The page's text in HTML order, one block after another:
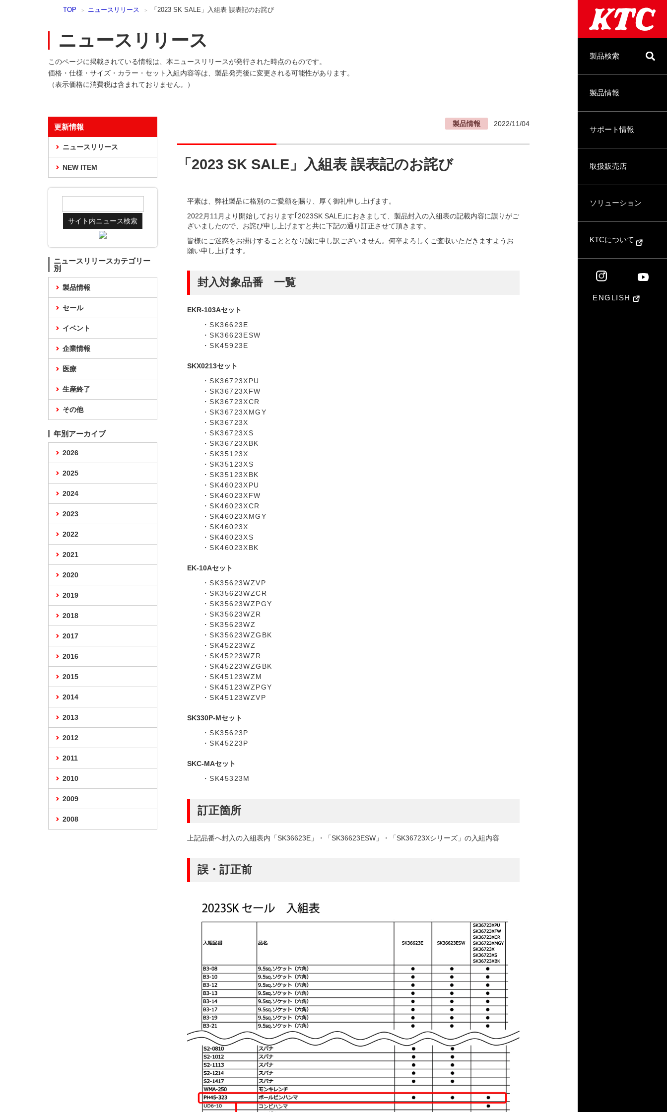
製品検索
製品情報
サポート情報
取扱販売店
ソリューション
KTCについて
ENGLISH
TOP ニュースリリース 「2023 SK SALE」入組表 誤表記のお詫び
ニュースリリース
このページに掲載されている情報は、本ニュースリリースが発行された時点のものです。
価格・仕様・サイズ・カラー・セット入組内容等は、製品発売後に変更される可能性があります。
（表示価格に消費税は含まれておりません。）
製品情報 2022/11/04
「2023 SK SALE」入組表 誤表記のお詫び
平素は、弊社製品に格別のご愛顧を賜り、厚く御礼申し上げます。
2022月11月より開始しております｢2023SK SALE｣におきまして、製品封入の入組表の記載内容に誤りがご
ざいましたので、お詫び申し上げますと共に下記の通り訂正させて頂きます。
皆様にご迷惑をお掛けすることとなり誠に申し訳ございません。何卒よろしくご査収いただきますようお
願い申し上げます。
封入対象品番 一覧
EKR-103Aセット
・SK36623E
・SK36623ESW
・SK45923E
SKX0213セット
・SK36723XPU
・SK36723XFW
・SK36723XCR
・SK36723XMGY
・SK36723X
・SK36723XS
・SK36723XBK
・SK35123X
・SK35123XS
・SK35123XBK
・SK46023XPU
・SK46023XFW
・SK46023XCR
・SK46023XMGY
・SK46023X
・SK46023XS
・SK46023XBK
EK-10Aセット
・SK35623WZVP
・SK35623WZCR
・SK35623WZPGY
・SK35623WZR
・SK35623WZ
・SK35623WZGBK
・SK45223WZ
・SK45223WZR
・SK45223WZGBK
・SK45123WZM
・SK45123WZPGY
・SK45123WZVP
SK330P-Mセット
・SK35623P
・SK45223P
SKC-MAセット
・SK45323M
訂正箇所
上記品番へ封入の入組表内「SK36623E」・「SK36623ESW」・「SK36723Xシリーズ」の入組内容
誤・訂正前
更新情報
ニュースリリース
NEW ITEM
ニュースリリースカテゴリー
別
製品情報
セール
イベント
企業情報
医療
生産終了
その他
年別アーカイブ
2026
2025
2024
2023
2022
2021
2020
2019
2018
2017
2016
2015
2014
2013
2012
2011
2010
2009
2008